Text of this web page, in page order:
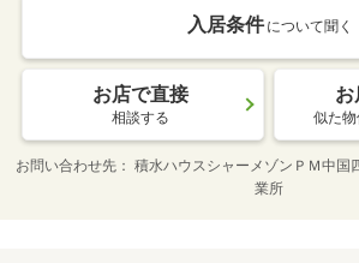
入居条件 について聞く
お店で直接
相談する
お
似た物
お問い合わせ先
積水ハウスシャーメゾンＰＭ中
業所